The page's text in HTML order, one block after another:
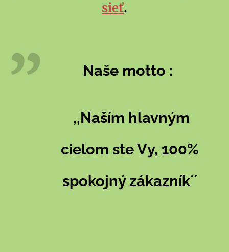
sieť.
Naše motto :
,,Naším hlavným
cielom ste Vy, 100%
spokojný zákazník´´